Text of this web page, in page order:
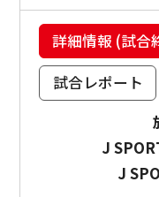
詳細情報 (試合
試合レポート
J
J